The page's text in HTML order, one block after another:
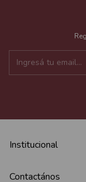
Institucional
Contactános